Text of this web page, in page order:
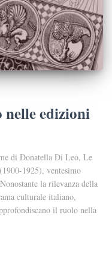
edizioni
di Donatella Di Leo, Le
1925), ventesimo
la rilevanza della
culturale italiano,
il ruolo nella